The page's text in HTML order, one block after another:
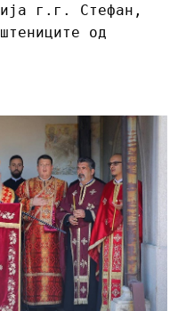
г.г. Стефан,
од